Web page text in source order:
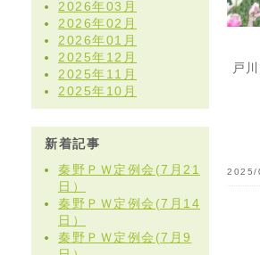
2026年03月
2026年02月
2026年01月
2025年12月
2025年11月
2025年10月
新着記事
秦野ＰＷ定例会(7月21
日）
秦野ＰＷ定例会(7月14
日）
秦野ＰＷ定例会(7月9
戸